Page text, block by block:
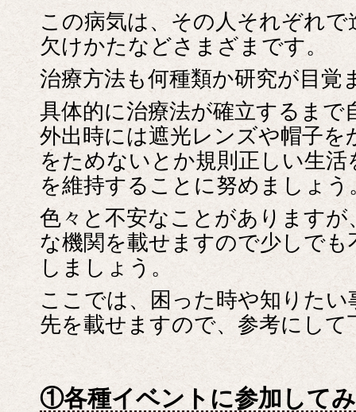
この病気は、その人それぞれ
欠けかたなどさまざまです。
治療方法も何種類か研究が目覚
具体的に治療法が確立するまで
外出時には遮光レンズや帽子
をためないとか規則正しい生
を維持することに努めましょう
色々と不安なことがありますが
な機関を載せますので少しで
しましょう。
ここでは、困った時や知りた
先を載せますので、参考にして
①各種イベントに参加して